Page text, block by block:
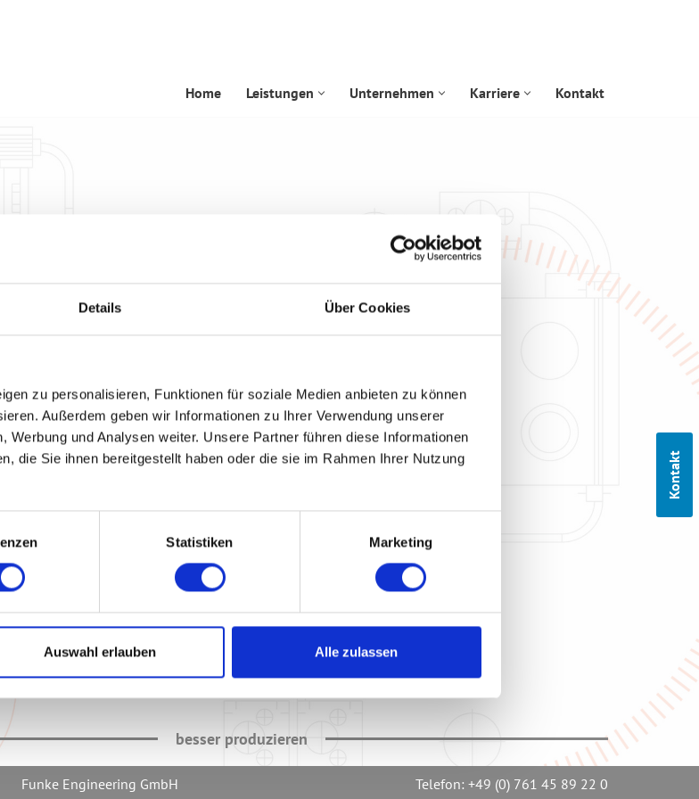
Details Über Cookies
zu personalisieren, Funktionen für soziale Medien anbieten zu können
Außerdem geben wir Informationen zu Ihrer Verwendung unserer
Werbung und Analysen weiter. Unsere Partner führen diese Informationen
die Sie ihnen bereitgestellt haben oder die sie im Rahmen Ihrer Nutzung
Statistiken Marketing
Auswahl erlauben Alle zulassen
Home Leistungen Unternehmen Karriere Kontakt
Kontakt
besser produzieren
Funke Engineering GmbH
Telefon: +49 (0) 761 45 89 22 0